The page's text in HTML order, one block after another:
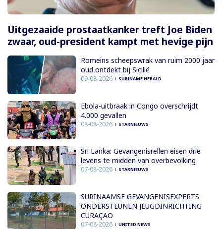
Uitgezaaide prostaatkanker treft Joe Biden
zwaar, oud-president kampt met hevige pijn
Romeins scheepswrak van ruim 2000 jaar
oud ontdekt bij Sicilië
09-08-2026 SURINAME HERALD
Ebola-uitbraak in Congo overschrijdt
4.000 gevallen
08-08-2026 STARNIEUWS
Sri Lanka: Gevangenisrellen eisen drie
levens te midden van overbevolking
07-08-2026 STARNIEUWS
SURINAAMSE GEVANGENISEXPERTS
ONDERSTEUNEN JEUGDINRICHTING
CURAÇAO
07-08-2026 UNITED NEWS